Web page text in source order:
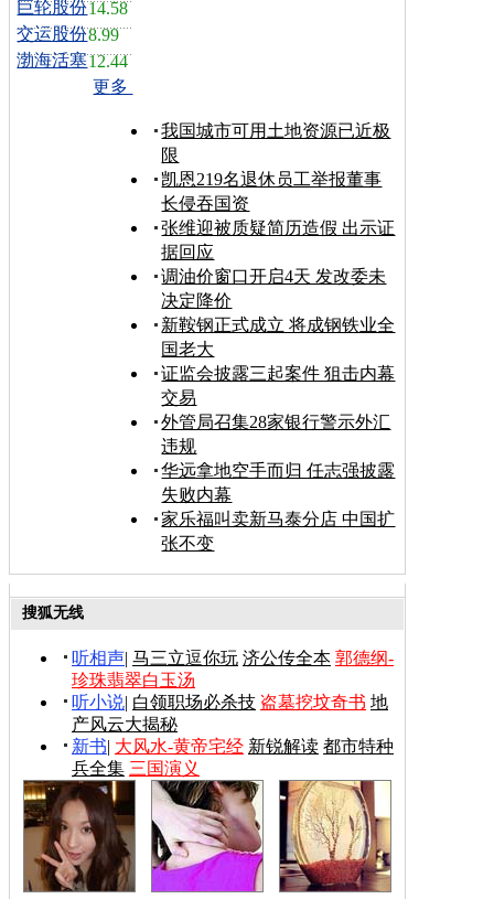
巨轮股份14.58
交运股份8.99
渤海活塞12.44
更多
我国城市可用土地资源已近极
限
凯恩219名退休员工举报董事
长侵吞国资
张维迎被质疑简历造假 出示证
据回应
调油价窗口开启4天 发改委未
决定降价
新鞍钢正式成立 将成钢铁业全
国老大
证监会披露三起案件 狙击内幕
交易
外管局召集28家银行警示外汇
违规
华远拿地空手而归 任志强披露
失败内幕
家乐福叫卖新马泰分店 中国扩
张不变
搜狐无线
听相声| 马三立逗你玩 济公传全本 郭德纲-
珍珠翡翠白玉汤
听小说| 白领职场必杀技 盗墓挖坟奇书 地
产风云大揭秘
新书| 大风水-黄帝宅经 新锐解读 都市特种
兵全集 三国演义